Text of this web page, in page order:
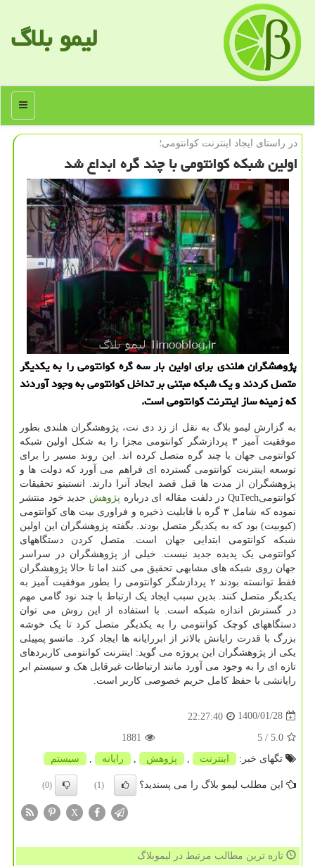
لیمو بلاگ
منو
در راستای ایجاد اینترنت كوانتومی؛
اولین شبكه كوانتومی با چند گره ابداع شد
پژوهشگران هلندی برای اولین بار سه گره کوانتومی را به یکدیگر
متصل کردند و یک شبکه مبتنی بر تداخل کوانتومی به وجود آوردند
که زمینه ساز اینترنت کوانتومی است.
به گزارش لیمو بلاگ به نقل از زد دی نت، پژوهشگران هلندی بطور
موفقیت آمیز ۳ پردازشگر کوانتومی مجزا را به شکل اولین شبکه
کوانتومی جهان با چند گره متصل کرده اند. این روند مسیر را برای
توسعه اینترنت کوانتومی گسترده ای فراهم می آورد که دولت ها و
پژوهشگران از مدت ها قبل قصد ایجاد آنرا دارند. انستیتو تحقیقات
کوانتومیQuTech در دلفت مقاله ای درباره
پژوهش جدید خود منتشر
نموده که شامل ۳ گره با قابلیت ذخیره و فراوری بیت های کوانتومی
(کیوبیت) بود که به یکدیگر متصل بودند. بگفته پژوهشگران این اولین
شبکه کوانتومی ابتدایی جهان است. متصل کردن دستگاههای
کوانتومی یک پدیده جدید نیست. خیلی از پژوهشگران در سراسر
جهان روی شبکه های مشابهی تحقیق می کنند اما تا حالا پژوهشگران
فقط توانسته بودند ۲ پردازشگر کوانتومی را بطور موفقیت آمیز به
یکدیگر متصل کنند. بدین سبب ایجاد یک ارتباط با چند نود گامی مهم
در گسترش اندازه شبکه است. با استفاده از این روش می توان
دستگاههای کوچک کوانتومی را به یکدیگر متصل کرد تا یک خوشه
بزرگ با قدرت رایانش بالاتر از ابررایانه ها ایجاد کرد. ماتسو پمپیلی
یکی از پژوهشگران این پروژه می گوید: اینترنت کوانتومی کاربردهای
تازه ای را به وجود می آورد مانند ارتباطات غیرقابل هک و سیستم ابر
رایانشی با حفظ کامل حریم خصوصی کاربر است.
1400/01/28
22:27:40
5.0
/ 5
1881
تگهای خبر:
اینترنت پژوهش رایانه سیستم
این مطلب لیمو بلاگ را می پسندید؟ (1)
(0)
X
تازه ترین مطالب مرتبط در لیموبلاگ